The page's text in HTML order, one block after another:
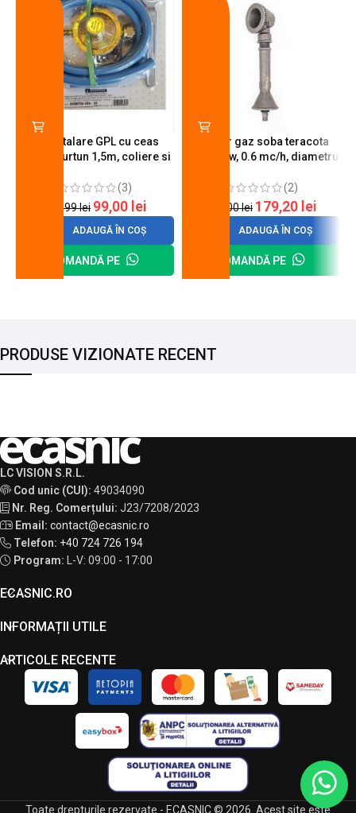
Kit instalare GPL cu ceas
butelie, furtun 1,5m, coliere si
(3)
120,99lei 99,00 lei
ADAUGĂ ÎN COȘ
COMANDĂ PE
Arzator gaz soba teracota
A600, 6 kw, 0.6 mc/h, diametru
(2)
200,00lei 179,20 lei
ADAUGĂ ÎN COȘ
COMANDĂ PE
PRODUSE VIZIONATE RECENT
LC VISION S.R.L.
Cod unic (CUI): 49034090
Nr. Reg. Comerțului: J23/7208/2023
Email: contact@ecasnic.ro
Telefon: +40 724 726 194
Program:
L-V: 09:00 - 17:00
ECASNIC.RO
INFORMAȚII UTILE
ARTICOLE RECENTE
Toate drepturile rezervate - ECASNIC © 2026. Acest site este